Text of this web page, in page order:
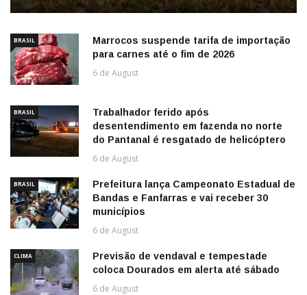
BRASIL
Marrocos suspende tarifa de importação
para carnes até o fim de 2026
6 de August
BRASIL
Trabalhador ferido após
desentendimento em fazenda no norte
do Pantanal é resgatado de helicóptero
6 de August
BRASIL
Prefeitura lança Campeonato Estadual de
Bandas e Fanfarras e vai receber 30
municípios
6 de August
CLIMA
Previsão de vendaval e tempestade
coloca Dourados em alerta até sábado
6 de August